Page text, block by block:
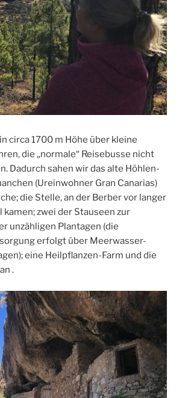
circa 1700 m Höhe über kleine
die „normale“ Reisebusse nicht
Dadurch sahen wir das alte Höhlen-
(Ureinwohner Gran Canarias)
die Stelle, an der Berber vor langer
kamen; zwei der Stauseen zur
unzähligen Plantagen (die
erfolgt über Meerwasser-
eine Heilpflanzen-Farm und die
.